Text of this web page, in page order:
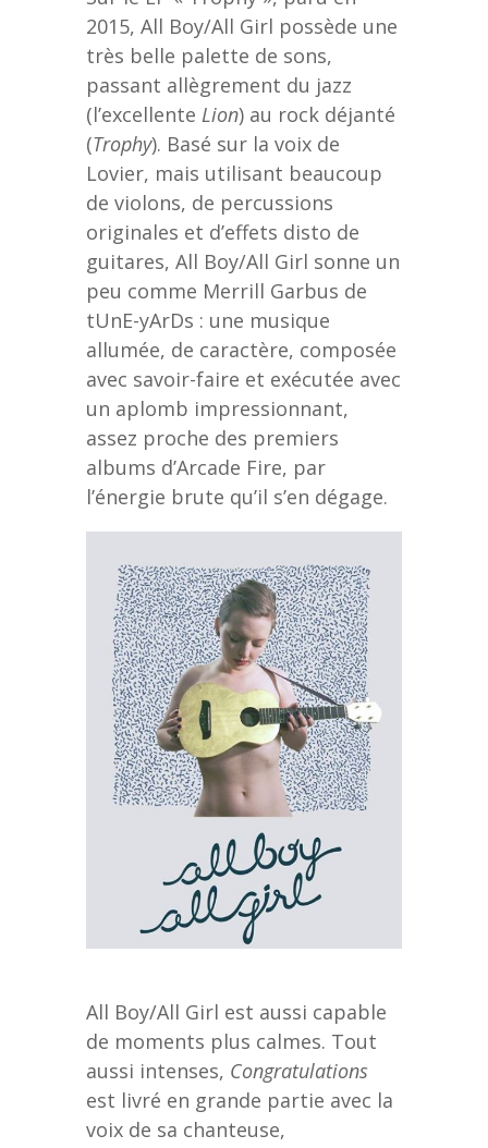
2015, All Boy/All Girl possède une
très belle palette de sons,
passant allègrement du jazz
(l’excellente Lion) au rock déjanté
(Trophy). Basé sur la voix de
Lovier, mais utilisant beaucoup
de violons, de percussions
originales et d’effets disto de
guitares, All Boy/All Girl sonne un
peu comme Merrill Garbus de
tUnE-yArDs : une musique
allumée, de caractère, composée
avec savoir-faire et exécutée avec
un aplomb impressionnant,
assez proche des premiers
albums d’Arcade Fire, par
l’énergie brute qu’il s’en dégage.
All Boy/All Girl est aussi capable
de moments plus calmes. Tout
aussi intenses, Congratulations
est livré en grande partie avec la
voix de sa chanteuse,